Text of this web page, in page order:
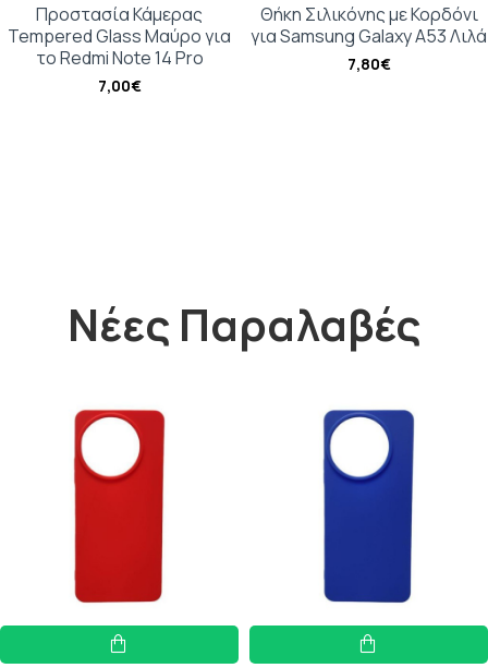
Προστασία Κάμερας
Tempered Glass Μαύρο για
το Redmi Note 14 Pro
7,00€
Θήκη Σιλικόνης με Κορδόνι
για Samsung Galaxy A53 Λιλά
7,80€
Νέες Παραλαβές